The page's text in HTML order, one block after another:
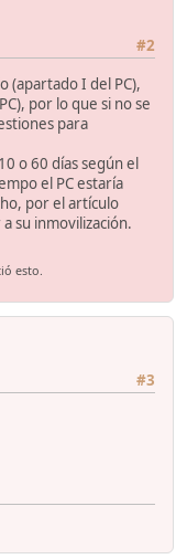
#2
(apartado I del PC),
por lo que si no se
para
o 60 días según el
el PC estaría
por el artículo
su inmovilización.
esto.
#3